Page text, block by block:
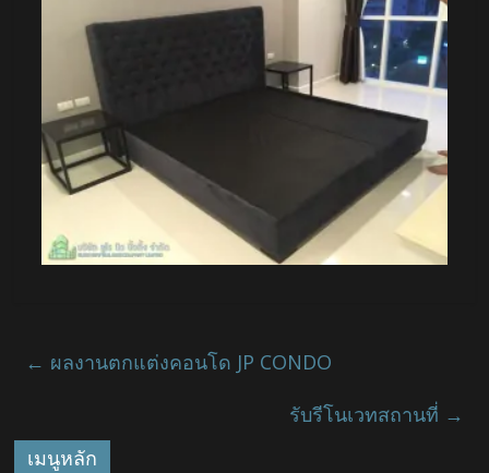
← ผลงานตกแต่งคอนโด JP CONDO
รับรีโนเวทสถานที่ →
เมนูหลัก